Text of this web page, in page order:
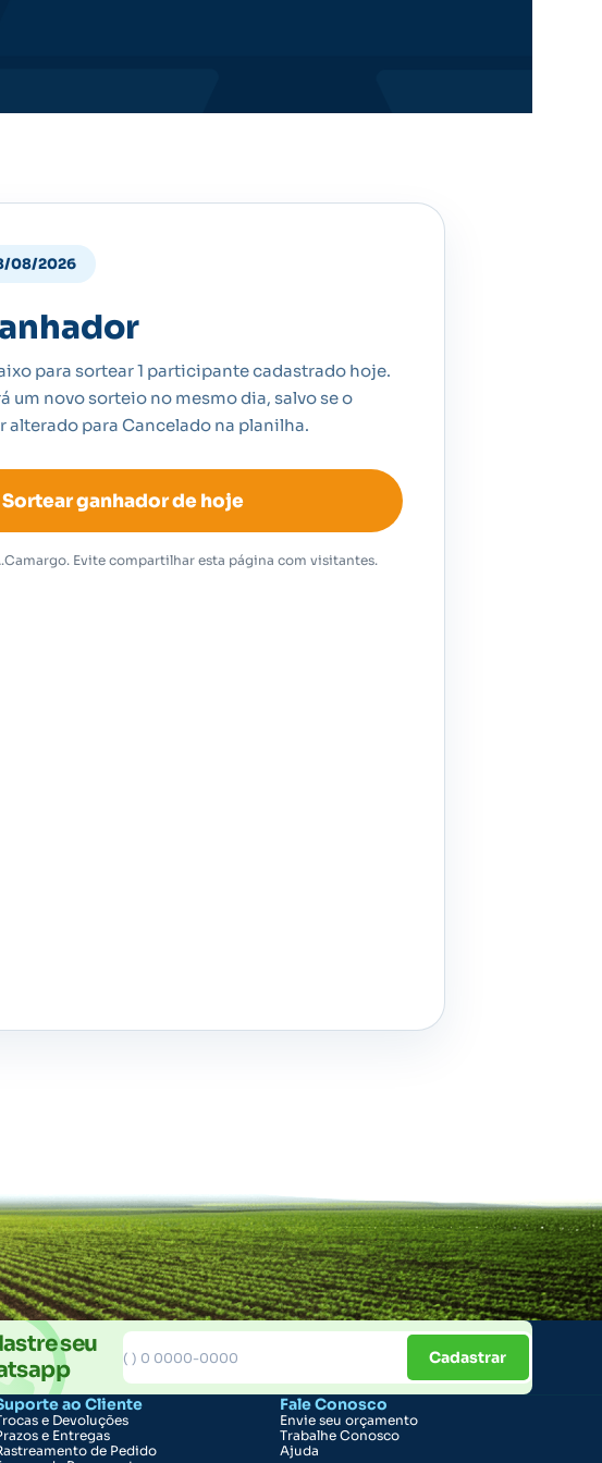
08/2026
para sortear 1 participante cadastrado hoje.
um novo sorteio no mesmo dia, salvo se o
alterado para Cancelado na planilha.
Sortear ganhador de hoje
Evite compartilhar esta página com visitantes.
seu
Cadastrar
ao Cliente
e Devoluções
e Entregas
de Pedido
Fale Conosco
Envie seu orçamento
Trabalhe Conosco
Ajuda